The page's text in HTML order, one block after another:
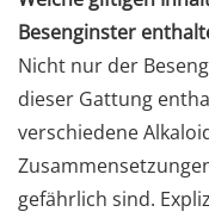
Besenginster
Nicht nur der
dieser Gattung
verschiedene
gefährlich sind.